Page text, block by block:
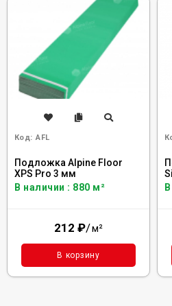
Код: AFL
Подложка Alpine Floor
XPS Pro 3 мм
В наличии : 880 м²
212 ₽/м²
В корзину